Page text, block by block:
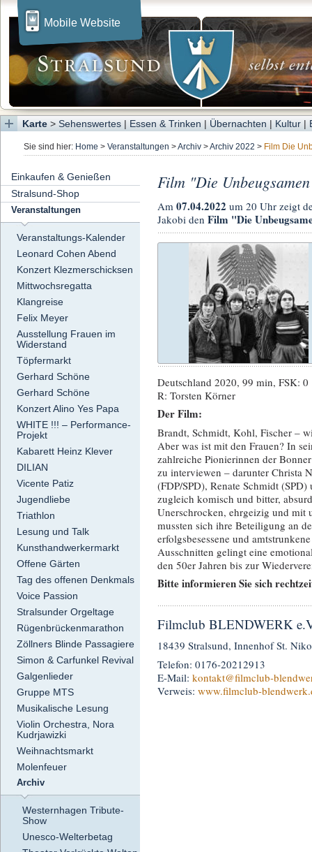
Mobile Website
Karte > Sehenswertes | Essen & Trinken | Übernachten | Kultur |
Sie sind hier: Home > Veranstaltungen >Archiv >Archiv 2022 > Film Die
Einkaufen & Genießen
Stralsund-Shop
Veranstaltungen
Veranstaltungs-Kalender
Leonard Cohen Abend
Konzert Klezmerschicksen
Mittwochsregatta
Klangreise
Felix Meyer
Ausstellung Frauen im
Widerstand
Töpfermarkt
Gerhard Schöne
Gerhard Schöne
Konzert Alino Yes Papa
WHITE !!! – Performance-
Projekt
Kabarett Heinz Klever
DILIAN
Vicente Patiz
Jugendliebe
Triathlon
Lesung und Talk
Kunsthandwerkermarkt
Offene Gärten
Tag des offenen Denkmals
Voice Passion
Stralsunder Orgeltage
Rügenbrückenmarathon
Zöllners Blinde Passagiere
Simon & Carfunkel Revival
Galgenlieder
Gruppe MTS
Musikalische Lesung
Violin Orchestra, Nora
Kudrjawizki
Weihnachtsmarkt
Molenfeuer
Archiv
Westernhagen Tribute-
Show
Unesco-Welterbetag
Film "Die
Am 07.04.2022 um 20 Uhr zeigt
Jakobi den Film "Die
Deutschland 2020, 99 min, FSK: 0
R: Torsten Körner
Der Film:
Brandt, Schmidt, Kohl, Fischer –
Aber was ist mit den Frauen? In
zahlreiche Pionierinnen der
zu interviewen – darunter Christa
(FDP/SPD), Renate Schmidt
zugleich komisch und bitter,
Unerschrocken, ehrgeizig und mit
mussten sich ihre Beteiligung an
erfolgsbesessene und
Ausschnitten gelingt eine
den 50er Jahren bis zur
Bitte informieren Sie sich
Filmclub BLENDWERK
18439 Stralsund, Innenhof St.
Telefon: 0176-20212913
E-Mail: kontakt@filmclub-
Verweis: www.filmclub-